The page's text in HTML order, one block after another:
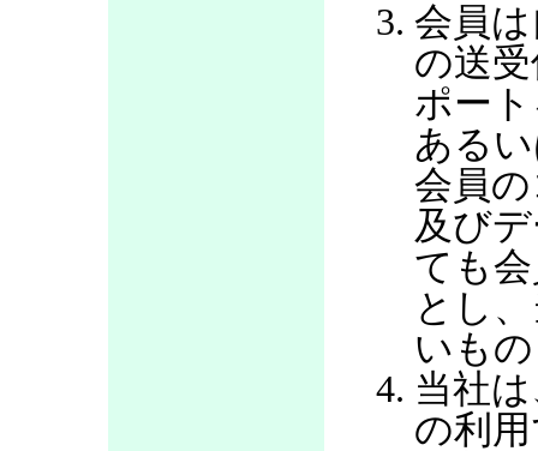
会員
の送
ポー
ある
会員
及び
ても
とし
いも
当社
の利